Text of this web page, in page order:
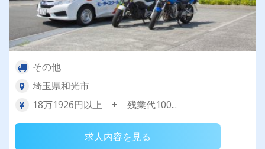
その他
埼玉県和光市
18万1926円以上 + 残業代100...
求人内容を見る